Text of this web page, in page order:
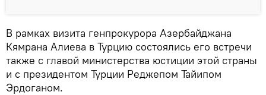
В рамках визита генпрокурора Азербайджана
Кямрана Алиева в Турцию состоялись его встречи
также с главой министерства юстиции этой страны
и с президентом Турции Реджепом Тайипом
Эрдоганом.